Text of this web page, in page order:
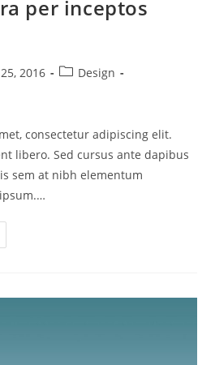
per inceptos
2016
Categoria
Design
consectetur adipiscing elit.
libero. Sed cursus ante dapibus
sem at nibh elementum